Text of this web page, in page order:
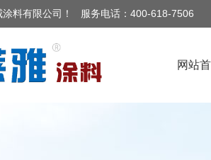
料有限公司 ！ 服务电话：400-618-7506
网站